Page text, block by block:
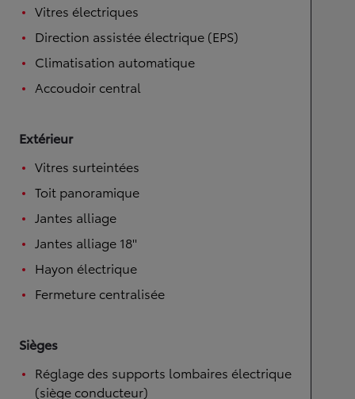
Vitres électriques
Direction assistée électrique (EPS)
Climatisation automatique
Accoudoir central
Extérieur
Vitres surteintées
Toit panoramique
Jantes alliage
Jantes alliage 18''
Hayon électrique
Fermeture centralisée
Sièges
Réglage des supports lombaires électrique
(siège conducteur)